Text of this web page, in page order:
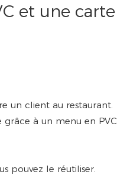
et une carte
un client au restaurant.
à un menu en PVC.
pouvez le réutiliser.